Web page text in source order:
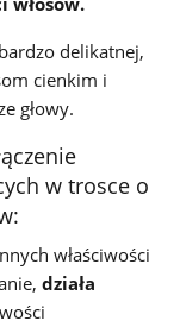
delikatnej,
cienkim i
głowy.
w trosce o
właściwości
działa